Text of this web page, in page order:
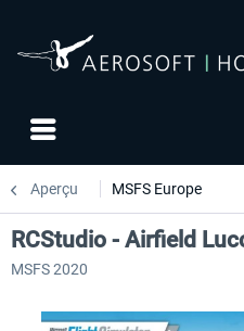
Aperçu MSFS Europe
RCStudio - Airfield
MSFS 2020